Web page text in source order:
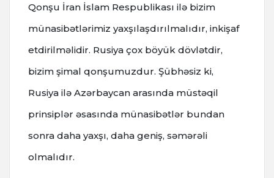
Qonşu İran İslam Respublikası ilə bizim
münasibətlərimiz yaxşılaşdırılmalıdır, inkişaf
etdirilməlidir. Rusiya çox böyük dövlətdir,
bizim şimal qonşumuzdur. Şübhəsiz ki,
Rusiya ilə Azərbaycan arasında müstəqil
prinsiplər əsasında münasibətlər bundan
sonra daha yaxşı, daha geniş, səmərəli
olmalıdır.